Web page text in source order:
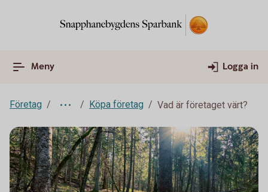
Meny Logga in
Företag Köpa företag Vad är företaget värt?